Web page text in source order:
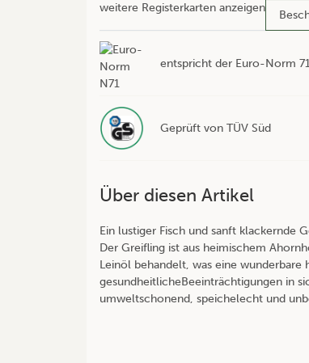
weitere Registerkarten anzeigen
entspricht der Euro-Norm
Geprüft von TÜV Süd
Über diesen Artikel
Ein lustiger Fisch und sanft klackernde
Der Greifling ist aus heimischem
Leinöl behandelt, was eine
gesundheitlicheBeeinträchtigungen in
umweltschonend, speichelecht und